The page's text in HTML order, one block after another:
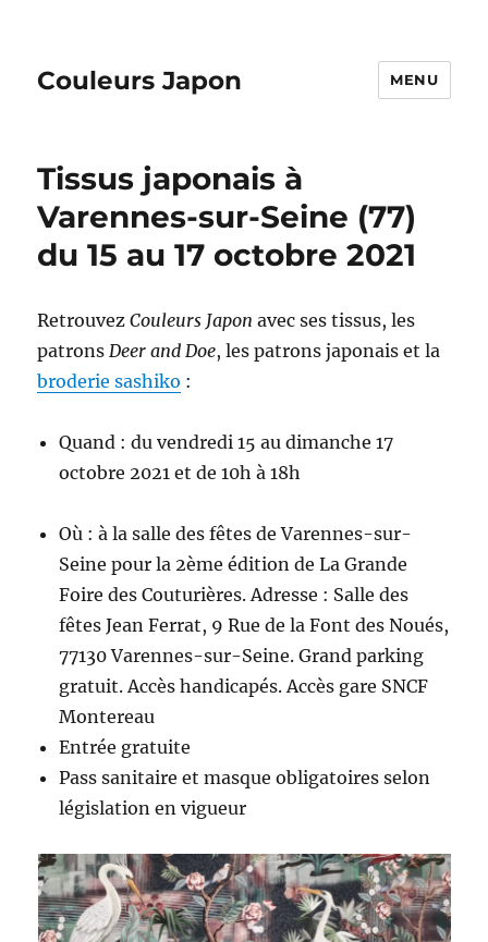
Couleurs Japon MENU
Tissus japonais à
Varennes-sur-Seine (77)
du 15 au 17 octobre 2021
RetrouvezCouleurs Japon avec ses tissus, les
patronsDeer and Doe, les patrons japonais et la
broderie sashiko :
Quand : du vendredi 15 au dimanche 17
octobre 2021 et de 10h à 18h
Où : à la salle des fêtes de Varennes-sur-
Seine pour la 2ème édition de La Grande
Foire des Couturières. Adresse : Salle des
fêtes Jean Ferrat, 9 Rue de la Font des Noués,
77130 Varennes-sur-Seine. Grand parking
gratuit. Accès handicapés. Accès gare SNCF
Montereau
Entrée gratuite
Pass sanitaire et masque obligatoires selon
législation en vigueur